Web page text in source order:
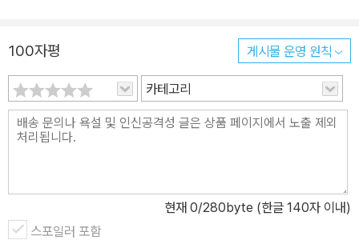
머니의 이야기로 이어진다. 이번 책에는 영화 바깥의 뒷이야기와 촬
영 에피소드, 차마 말하지 못했던 내밀한 일화들까지 더해지면서 가
족 다큐멘터리 3부작의 진정한 완성을 이루었다. 나는 가족을 만들고
싶지 않았다. 직계가족에서도 벗어나고 싶은데 타인과 새로운 가족을
만들라니, 제정신인가. 아버지의 딸, 오빠들의 여동생, 여성, 재일코리
다. 영화 하나 만들었다고 무엇에서 해방될 수 있을지는 모르지만, 손
목 발목에 주렁주렁 차고 있는 그것들에서 자유로워지려면 그것들의
100자평 게시물 운영 원칙
카테고리
현재 0/280byte (한글 140자 이내)
스포일러 포함